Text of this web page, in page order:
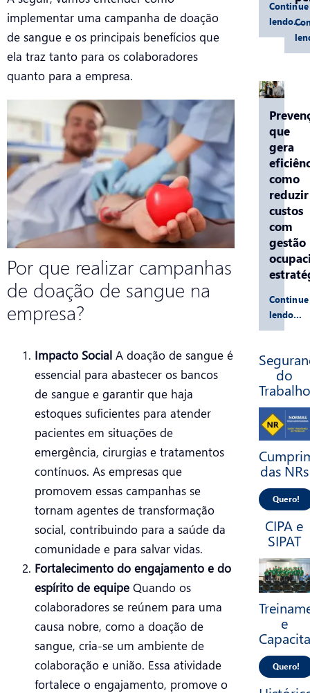
implementar uma campanha de doação
de sangue e os principais benefícios que
ela traz tanto para os colaboradores
quanto para a empresa.
Por que realizar campanhas
de doação de sangue na
empresa?
Impacto SocialA doação de sangue é
essencial para abastecer os bancos
de sangue e garantir que haja
estoques suficientes para atender
pacientes em situações de
emergência, cirurgias e tratamentos
contínuos. As empresas que
promovem essas campanhas se
tornam agentes de transformação
social, contribuindo para a saúde da
comunidade e para salvar vidas.
Fortalecimento do engajamento e do
espírito de equipeQuando os
colaboradores se reúnem para uma
causa nobre, como a doação de
sangue, cria-se um ambiente de
colaboração e união. Essa atividade
fortalece o engajamento, promove o
Continue
lendo…
que
gera
como
reduzir
custos
com
gestão
Continue
lendo…
do
Trabalho
das NRs
Quero!
CIPA e
SIPAT
e
Quero!